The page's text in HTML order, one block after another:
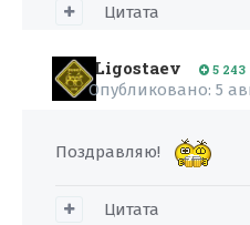
Цитата
Ligostaev 5 243
Опубликовано: 5
Поздравляю!
Цитата